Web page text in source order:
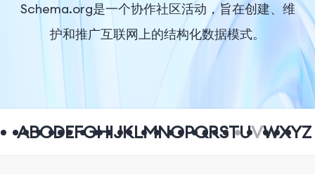
Schema.org是一个协作社区活动，旨在创建、维
护和推广互联网上的结构化数据模式。
ABCDEFGHIJKLMNOPQRSTUVWXYZ